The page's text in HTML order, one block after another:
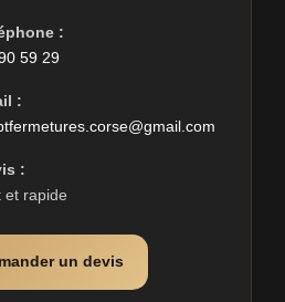
:
59 29
:
:
et rapide
un devis